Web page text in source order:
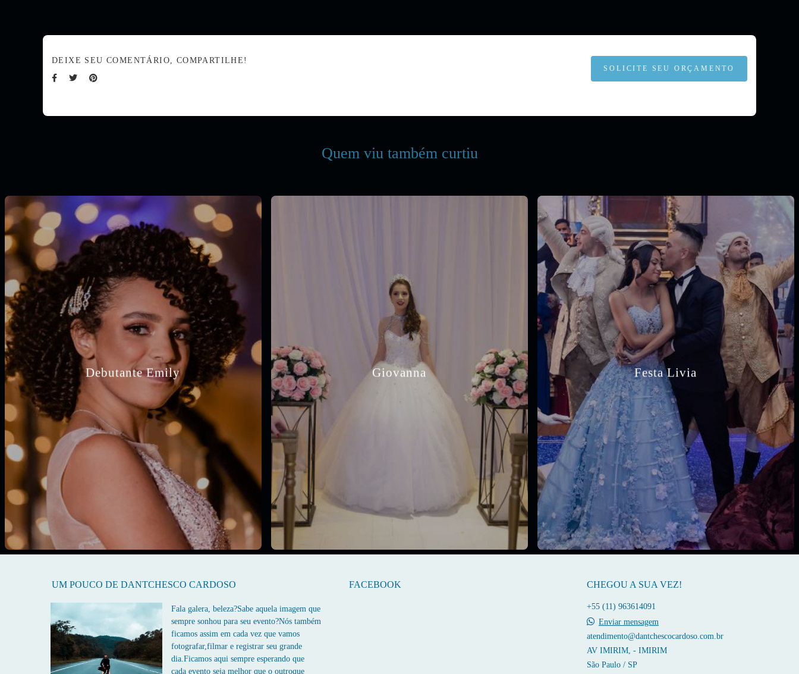
DEIXE SEU COMENTÁRIO, COMPARTILHE!
SOLICITE SEU ORÇAMENTO
Quem viu também curtiu
Debutante Emily Giovanna Festa Livia
UM POUCO DE DANTCHESCO CARDOSO
Fala galera, beleza?Sabe aquela imagem que
sempre sonhou para seu evento?Nós também
ficamos assim em cada vez que vamos
fotografar,filmar e registrar seu grande
dia.Ficamos aqui sempre esperando que
cada evento seja melhor que o outroque
FACEBOOK CHEGOU A SUA VEZ!
+55 (11) 963614091
Enviar mensagem
atendimento@dantchescocardoso.com.br
AV IMIRIM, - IMIRIM
São Paulo / SP